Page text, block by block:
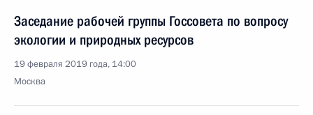
Заседание рабочей группы Госсовета по вопросу
экологии и природных ресурсов
19 февраля 2019 года, 14:00
Москва